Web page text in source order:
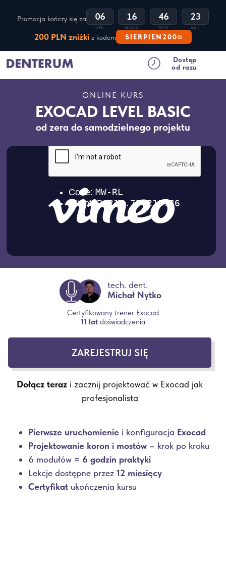
Promocja kończy się za 06
DNI
16
GODZ
46
MIN
20
SEK
200 PLN zniżki z kodem SIERPIEN200⧉
ZAREJESTRUJ SIĘ
Certyfikowany trener Exocad
11 lat doświadczenia
Michał Nytko
tech. dent.
Pierwsze uruchomienie i konfiguracja Exocad
Projektowanie koron i mostów – krok po kroku
6 modułów ≈ 6 godzin praktyki
Lekcje dostępne przez 12 miesięcy
Certyfikat ukończenia kursu
Dołącz teraz i zacznij projektować w Exocad jak
profesjonalista
Dostęp
od razu
EXOCAD LEVEL BASIC
od zera do samodzielnego projektu
ONLINE KURS